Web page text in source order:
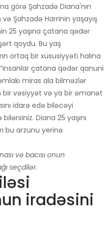
görə Şahzadə Diana'nın
Şahzadə Harrinin yaşayış
25 yaşına çatana qədər
qoydu. Bu yaş
ortaq bir xüsusiyyəti halına
çatana qədər qanuni
miras ala bilməzlər
bir vəsiyyət və ya bir əmanət
idarə edə biləcəyi
Diana 25 yaşını
bu arzunu yerinə
və bacısı onun
seçdilər.
iradəsini